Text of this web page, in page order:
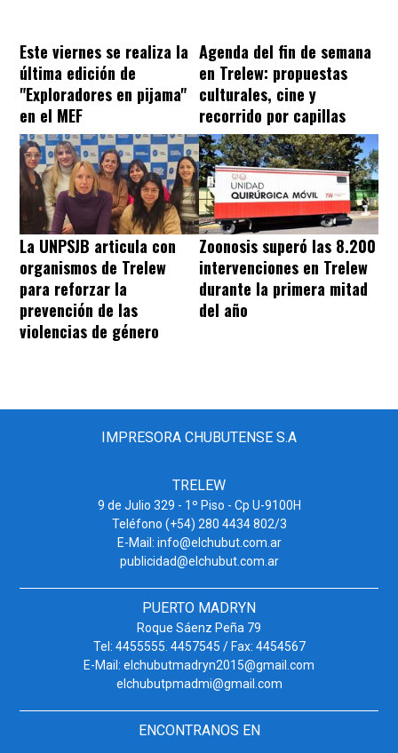
Este viernes se realiza la
última edición de
"Exploradores en pijama"
en el MEF
Agenda del fin de semana
en Trelew: propuestas
culturales, cine y
recorrido por capillas
La UNPSJB articula con
organismos de Trelew
para reforzar la
prevención de las
violencias de género
Zoonosis superó las 8.200
intervenciones en Trelew
durante la primera mitad
del año
IMPRESORA CHUBUTENSE S.A
TRELEW
9 de Julio 329 - 1º Piso - Cp U-9100H
Teléfono (+54) 280 4434 802/3
E-Mail: info@elchubut.com.ar
publicidad@elchubut.com.ar
PUERTO MADRYN
Roque Sáenz Peña 79
Tel: 4455555. 4457545 / Fax: 4454567
E-Mail: elchubutmadryn2015@gmail.com
elchubutpmadmi@gmail.com
ENCONTRANOS EN